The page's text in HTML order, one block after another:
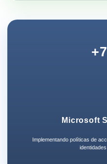
Microsoft
Implementando políticas de